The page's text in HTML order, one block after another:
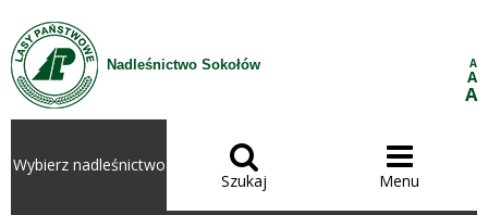
Przejdź do treści
Nadleśnictwo Sokołów A
A
A
Wybierz nadleśnictwo 
Szukaj

Menu